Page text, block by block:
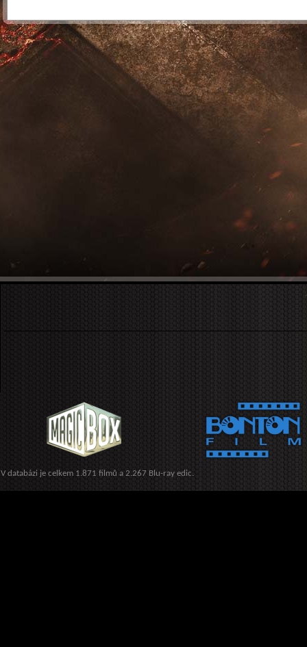
V databázi je celkem 1.871 filmů a 2.267 Blu-ray edic.